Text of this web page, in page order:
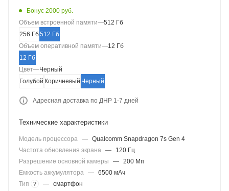
Бонус 2000 руб.
Объем встроенной памяти—512 Гб
256 Гб 512 Гб
Объем оперативной памяти—12 Гб
12 Гб
Цвет—Черный
Голубой Коричневый Черный
Адресная доставка по ДНР 1-7 дней
Технические характеристики
Модель процессора — Qualcomm Snapdragon 7s Gen 4
Частота обновления экрана —
120 Гц
Разрешение основной камеры
— 200 Мп
Емкость аккумулятора — 6500 мАч
Тип
? — смартфон